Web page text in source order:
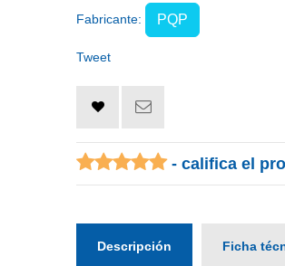
Fabricante: PQP
Tweet
- califica el
Descripción Ficha